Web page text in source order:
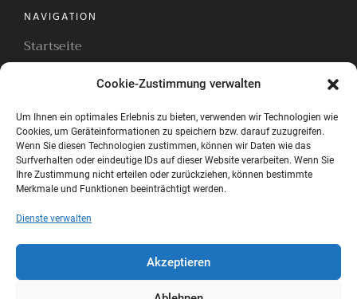
Cookie-Zustimmung verwalten
Um Ihnen ein optimales Erlebnis zu bieten, verwenden wir Technologien wie
Cookies, um Geräteinformationen zu speichern bzw. darauf zuzugreifen.
Wenn Sie diesen Technologien zustimmen, können wir Daten wie das
Surfverhalten oder eindeutige IDs auf dieser Website verarbeiten. Wenn Sie
Ihre Zustimmung nicht erteilen oder zurückziehen, können bestimmte
Merkmale und Funktionen beeinträchtigt werden.
Dienste verwalten
Akzeptieren
NAVIGATION
Startseite
Zimmer
Ferienhäuser
Impressionen
Onlinebuchung
Unsere Specials
Kontakt
Rechtliches
Cookie-Richtlinie (EU)